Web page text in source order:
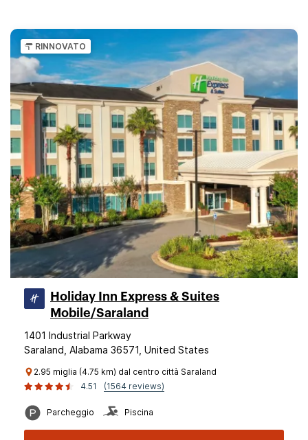
RINNOVATO
Holiday Inn Express & Suites
Mobile/Saraland
1401 Industrial Parkway
Saraland, Alabama 36571, United States
2.95 miglia (4.75 km) dal centro città Saraland
4.51
(1564 reviews)
Parcheggio Piscina